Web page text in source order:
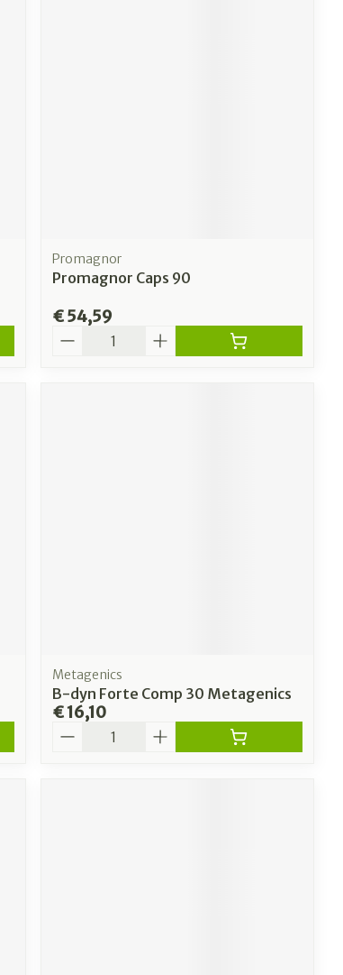
Promagnor
Promagnor Caps 90
€ 54,59
Metagenics
B-dyn Forte Comp 30 Metagenics
€ 16,10